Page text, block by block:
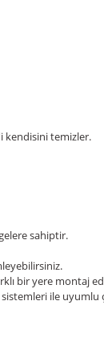
kendisini temizler.
sahiptir.
yere montaj
ile uyumlu